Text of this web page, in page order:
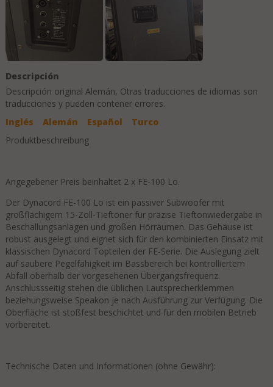
Descripción
Descripción original Alemán, Otras traducciones de idiomas son
traducciones y pueden contener errores.
Inglés
Alemán Español
Turco
Produktbeschreibung
Angegebener Preis beinhaltet 2 x FE-100 Lo.
Der Dynacord FE-100 Lo ist ein passiver Subwoofer mit
großflächigem 15-Zoll-Tieftöner für präzise Tieftonwiedergabe in
Beschallungsanlagen und großen Hörräumen. Das Gehäuse ist
robust ausgelegt und eignet sich für den kombinierten Einsatz mit
klassischen Dynacord Topteilen der FE-Serie. Die Auslegung zielt
auf saubere Pegelfähigkeit im Bassbereich bei kontrolliertem
Abfall oberhalb der vorgesehenen Übergangsfrequenz.
Anschlussseitig stehen die üblichen Lautsprecherklemmen
beziehungsweise Speakon je nach Ausführung zur Verfügung. Die
Oberfläche ist stoßfest beschichtet und für den mobilen Betrieb
vorbereitet.
Technische Daten und Informationen (ohne Gewähr):